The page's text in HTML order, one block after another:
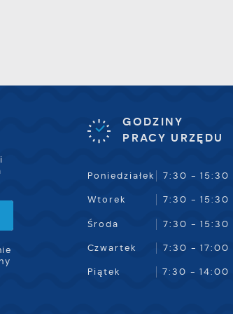
GODZINY
PRACY URZĘDU
Poniedziałek 7:30 - 15:30
Wtorek 7:30 - 15:30
Środa 7:30 - 15:30
Czwartek 7:30 - 17:00
Piątek 7:30 - 14:00